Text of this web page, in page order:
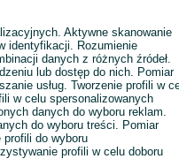
Aktywne skanowanie
identyfikacji. Rozumienie
danych z różnych źródeł.
lub dostęp do nich. Pomiar
usług. Tworzenie profili w
w celu spersonalizowanych
danych do wyboru reklam.
do wyboru treści. Pomiar
do wyboru
profili w celu doboru